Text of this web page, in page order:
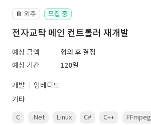
📔 외주 모집 중
전자교탁 메인 컨트롤러 재개발
예상 금액
협의 후 결정
예상 기간
120일
개발
임베디드
기타
C .Net Linux C# C++ FFmpeg